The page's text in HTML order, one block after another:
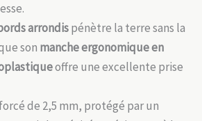
arrondispénètre la terre sans la
son manche ergonomique en
offre une excellente prise
de 2,5 mm, protégé par un